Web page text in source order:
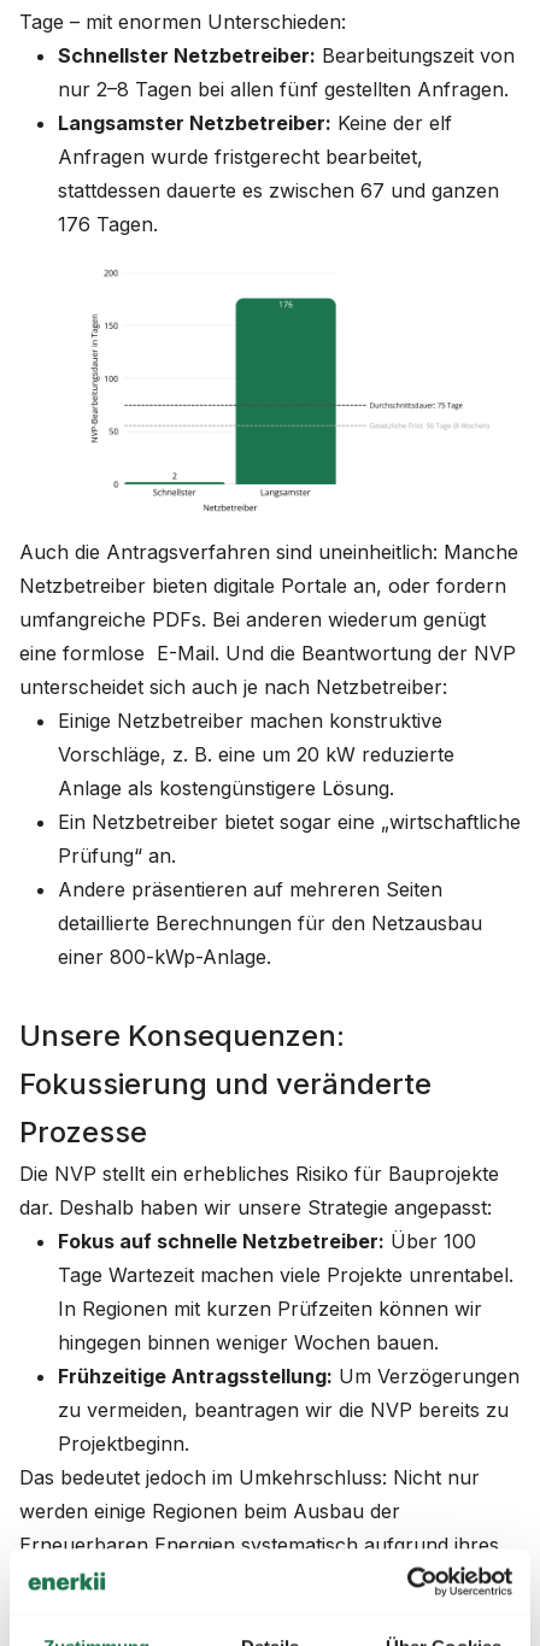
Tage – mit enormen Unterschieden:
Schnellster Netzbetreiber: Bearbeitungszeit von
nur 2–8 Tagen bei allen fünf gestellten Anfragen.
Langsamster Netzbetreiber: Keine der elf
Anfragen wurde fristgerecht bearbeitet,
stattdessen dauerte es zwischen 67 und ganzen
176 Tagen.
Auch die Antragsverfahren sind uneinheitlich: Manche
Netzbetreiber bieten digitale Portale an, oder fordern
umfangreiche PDFs. Bei anderen wiederum genügt
eine formlose E-Mail. Und die Beantwortung der NVP
unterscheidet sich auch je nach Netzbetreiber:
Einige Netzbetreiber machen konstruktive
Vorschläge, z. B. eine um 20 kW reduzierte
Anlage als kostengünstigere Lösung.
Ein Netzbetreiber bietet sogar eine „wirtschaftliche
Prüfung“ an.
Andere präsentieren auf mehreren Seiten
detaillierte Berechnungen für den Netzausbau
einer 800-kWp-Anlage.
Unsere Konsequenzen:
Fokussierung und veränderte
Prozesse
Die NVP stellt ein erhebliches Risiko für Bauprojekte
dar. Deshalb haben wir unsere Strategie angepasst:
Fokus auf schnelle Netzbetreiber: Über 100
Tage Wartezeit machen viele Projekte unrentabel.
In Regionen mit kurzen Prüfzeiten können wir
hingegen binnen weniger Wochen bauen.
Frühzeitige Antragsstellung: Um Verzögerungen
zu vermeiden, beantragen wir die NVP bereits zu
Projektbeginn.
Das bedeutet jedoch im Umkehrschluss: Nicht nur
werden einige Regionen beim Ausbau der
Erneuerbaren Energien systematisch aufgrund ihres
Netzbetreibers benachteiligt. Die Netzbetreiber sehen